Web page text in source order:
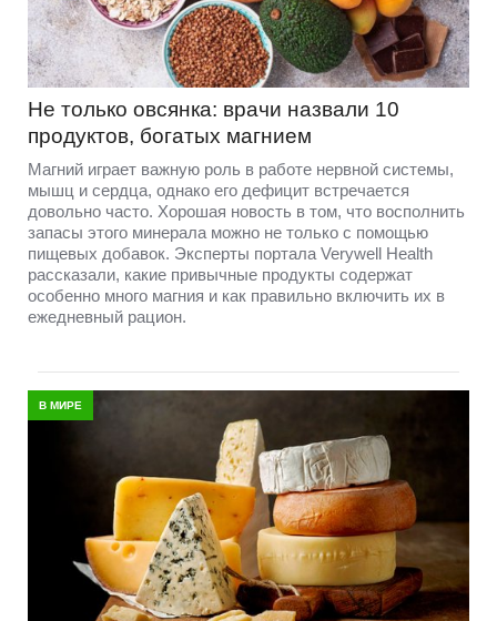
Не только овсянка: врачи назвали 10
продуктов, богатых магнием
Магний играет важную роль в работе нервной системы,
мышц и сердца, однако его дефицит встречается
довольно часто. Хорошая новость в том, что восполнить
запасы этого минерала можно не только с помощью
пищевых добавок. Эксперты портала Verywell Health
рассказали, какие привычные продукты содержат
особенно много магния и как правильно включить их в
ежедневный рацион.
В МИРЕ